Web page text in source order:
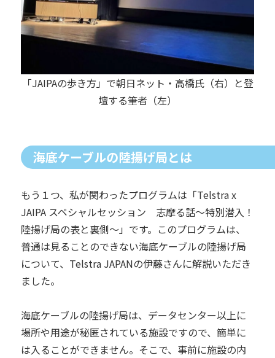
「JAIPAの歩き方」で朝日ネット・高橋氏（右）と登
壇する筆者（左）
海底ケーブルの陸揚げ局とは
もう１つ、私が関わったプログラムは「Telstra x
JAIPA スペシャルセッション 志摩る話～特別潜入！
陸揚げ局の表と裏側～」です。このプログラムは、
普通は見ることのできない海底ケーブルの陸揚げ局
について、Telstra JAPANの伊藤さんに解説いただき
ました。
海底ケーブルの陸揚げ局は、データセンター以上に
場所や用途が秘匿されている施設ですので、簡単に
は入ることができません。そこで、事前に施設の内